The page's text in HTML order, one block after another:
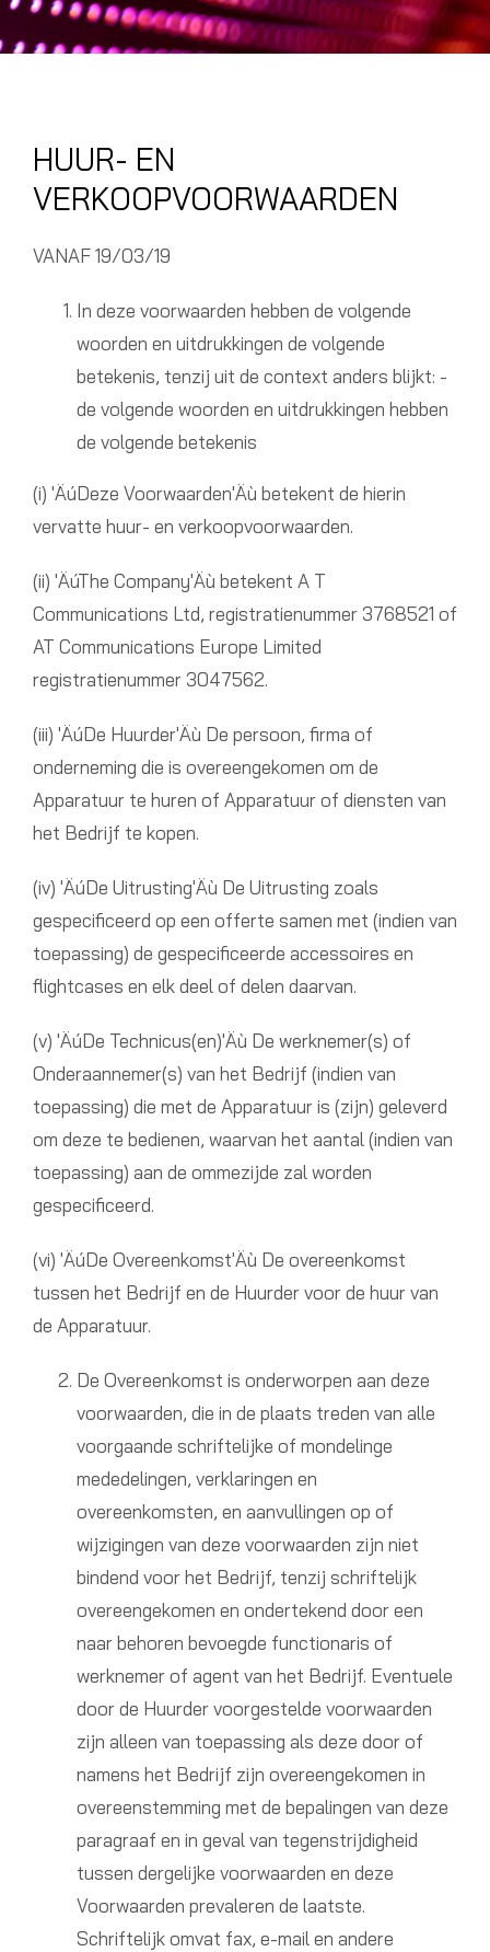
HUUR- EN
VERKOOPVOORWAARDEN
VANAF 19/03/19
In deze voorwaarden hebben de volgende
woorden en uitdrukkingen de volgende
betekenis, tenzij uit de context anders blijkt: -
de volgende woorden en uitdrukkingen hebben
de volgende betekenis
(i) 'ÄúDeze Voorwaarden'Äù betekent de hierin
vervatte huur- en verkoopvoorwaarden.
(ii) 'ÄúThe Company'Äù betekent A T
Communications Ltd, registratienummer 3768521 of
AT Communications Europe Limited
registratienummer 3047562.
(iii) 'ÄúDe Huurder'Äù De persoon, firma of
onderneming die is overeengekomen om de
Apparatuur te huren of Apparatuur of diensten van
het Bedrijf te kopen.
(iv) 'ÄúDe Uitrusting'Äù De Uitrusting zoals
gespecificeerd op een offerte samen met (indien van
toepassing) de gespecificeerde accessoires en
flightcases en elk deel of delen daarvan.
(v) 'ÄúDe Technicus(en)'Äù De werknemer(s) of
Onderaannemer(s) van het Bedrijf (indien van
toepassing) die met de Apparatuur is (zijn) geleverd
om deze te bedienen, waarvan het aantal (indien van
toepassing) aan de ommezijde zal worden
gespecificeerd.
(vi) 'ÄúDe Overeenkomst'Äù De overeenkomst
tussen het Bedrijf en de Huurder voor de huur van
de Apparatuur.
De Overeenkomst is onderworpen aan deze
voorwaarden, die in de plaats treden van alle
voorgaande schriftelijke of mondelinge
mededelingen, verklaringen en
overeenkomsten, en aanvullingen op of
wijzigingen van deze voorwaarden zijn niet
bindend voor het Bedrijf, tenzij schriftelijk
overeengekomen en ondertekend door een
naar behoren bevoegde functionaris of
werknemer of agent van het Bedrijf. Eventuele
door de Huurder voorgestelde voorwaarden
zijn alleen van toepassing als deze door of
namens het Bedrijf zijn overeengekomen in
overeenstemming met de bepalingen van deze
paragraaf en in geval van tegenstrijdigheid
tussen dergelijke voorwaarden en deze
Voorwaarden prevaleren de laatste.
Schriftelijk omvat fax, e-mail en andere